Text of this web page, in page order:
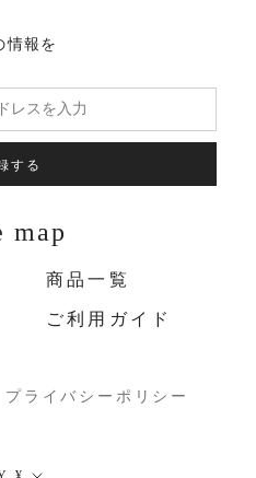
情報を
する
map
商品一覧
ご利用ガイド
プライバシーポリシー